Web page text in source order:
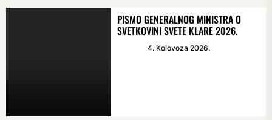
PISMO GENERALNOG MINISTRA O
SVETKOVINI SVETE KLARE 2026.
4. Kolovoza 2026.